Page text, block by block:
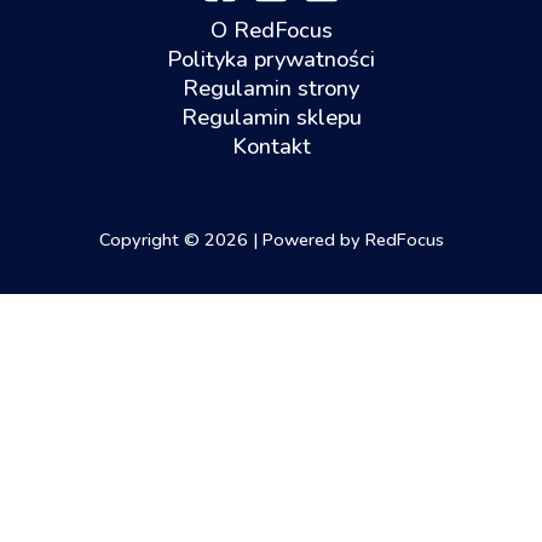
O RedFocus
Polityka prywatności
Regulamin strony
Regulamin sklepu
Kontakt
Copyright © 2026 | Powered by RedFocus